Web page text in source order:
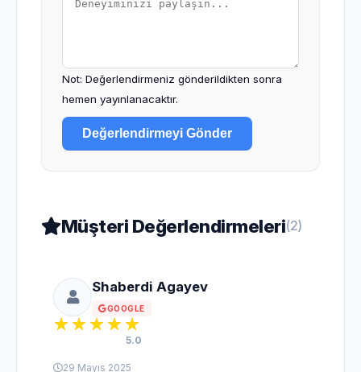
Not: Değerlendirmeniz gönderildikten sonra
hemen yayınlanacaktır.
Değerlendirmeyi Gönder
Müşteri Değerlendirmeleri(2)
Shaberdi Agayev
GOOGLE
5.0
29 Mayıs 2025